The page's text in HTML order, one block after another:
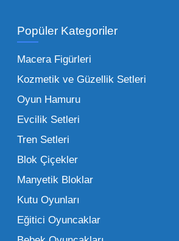
İşletmeler için toptan oyuncak
şüphesiz ki birim maliyetin
Oyuncak toptan kanalına
perakende satış fiyatı ile alış
makas açılır ve bu da ciddi kâr
edilmesini sağlar. Toplu
dönemlerinde işletmenizin
rahatlamasına
Müşterileriniz bir ürünü
Popüler Kategoriler
Macera Figürleri
Kozmetik ve Güzellik Setleri
Oyun Hamuru
Evcilik Setleri
Tren Setleri
Blok Çiçekler
Manyetik Bloklar
Kutu Oyunları
Eğitici Oyuncaklar